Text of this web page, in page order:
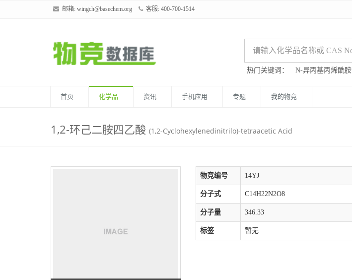
邮箱: wingch@basechem.org 客服: 400-700-1514
热门关键词： N-异丙基丙烯酰胺
首页 化学品 资讯 手机应用 专题 我的物竞
1,2-环己二胺四乙酸 (1,2-Cyclohexylenedinitrilo)-tetraacetic Acid
物竞编号 14YJ
分子式 C14H22N2O8
分子量 346.33
标签 暂无